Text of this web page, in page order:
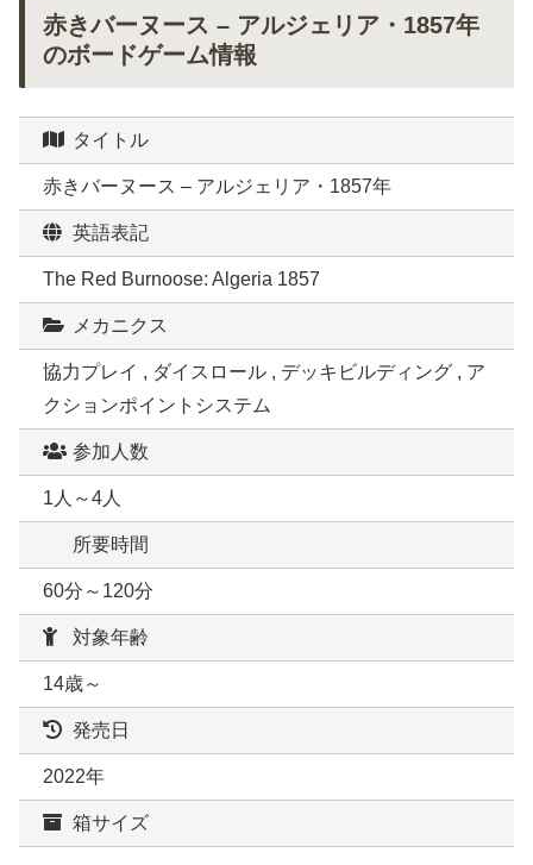
赤きバーヌース – アルジェリア・1857年
のボードゲーム情報
タイトル
赤きバーヌース – アルジェリア・1857年
英語表記
The Red Burnoose: Algeria 1857
メカニクス
協力プレイ , ダイスロール , デッキビルディング , ア
クションポイントシステム
参加人数
1人～4人
所要時間
60分～120分
対象年齢
14歳～
発売日
2022年
箱サイズ